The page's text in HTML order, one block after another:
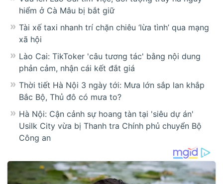
hiểm ở Cà Mâu bị bắt giữ
Tài xế taxi nhanh trí chặn chiêu ‘lừa tình’ qua mạng
xã hội
Lào Cai: TikToker 'câu tương tác' bằng nội dung
phản cảm, nhận cái kết đắt giá
Thời tiết Hà Nội 3 ngày tới: Mưa lớn sắp lan khắp
Bắc Bộ, Thủ đô có mưa to?
Hà Nội: Cận cảnh sự hoang tàn tại 'siêu dự án'
Usilk City vừa bị Thanh tra Chính phủ chuyển Bộ
Công an